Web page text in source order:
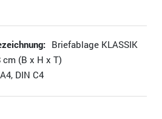
Briefablage KLASSIK
cm (B x H x T)
DIN C4